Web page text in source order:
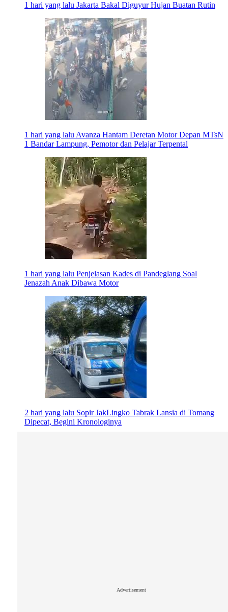
1 hari yang lalu Jakarta Bakal Diguyur Hujan Buatan Rutin
1 hari yang lalu Avanza Hantam Deretan Motor Depan MTsN
1 Bandar Lampung, Pemotor dan Pelajar Terpental
1 hari yang lalu Penjelasan Kades di Pandeglang Soal
Jenazah Anak Dibawa Motor
2 hari yang lalu Sopir JakLingko Tabrak Lansia di Tomang
Dipecat, Begini Kronologinya
Advertisement